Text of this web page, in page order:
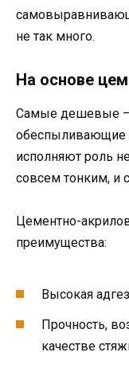
не так много.
На основе
Самые дешевые
обеспыливающие
исполняют роль
совсем тонким, и
Цементно-
преимущества:
Высокая
Прочность,
качестве